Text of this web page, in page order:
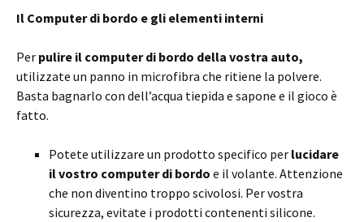
Il Computer di bordo e gli elementi interni
Per pulire il computer di bordo della vostra auto,
utilizzate un panno in microfibra che ritiene la polvere.
Basta bagnarlo con dell’acqua tiepida e sapone e il gioco è
fatto.
Potete utilizzare un prodotto specifico per lucidare
il vostro computer di bordo e il volante. Attenzione
che non diventino troppo scivolosi. Per vostra
sicurezza, evitate i prodotti contenenti silicone.